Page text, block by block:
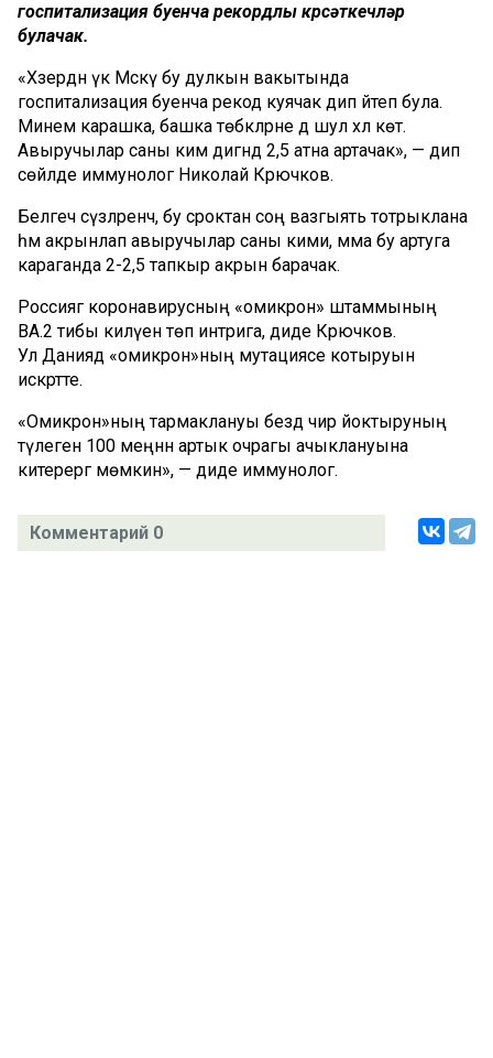
госпитализация буенча рекордлы күрсәткечләр
булачак.
«Хәзердән үк Мәскәү бу дулкын вакытында
госпитализация буенча рекод куячак дип әйтеп була.
Минем карашка, башка төбәкләрне дә шул хәл көтә.
Авыручылар саны ким дигәндә 2,5 атна артачак», — дип
сөйләде иммунолог Николай Крючков.
Белгеч сүзләренчә, бу сроктан соң вазгыять тотрыклана
һәм акрынлап авыручылар саны кими, әмма бу артуга
караганда 2-2,5 тапкыр акрын барачак.
Россиягә коронавирусның «омикрон» штаммының
BA.2 тибы килүен төп интрига, диде Крючков.
Ул Даниядә «омикрон»ның мутациясе котыруын
искәртте.
«Омикрон»ның тармаклануы бездә чир йоктыруның
тәүлегенә 100 меңнән артык очрагы ачыклануына
китерергә мөмкин», — диде иммунолог.
Комментарий 0